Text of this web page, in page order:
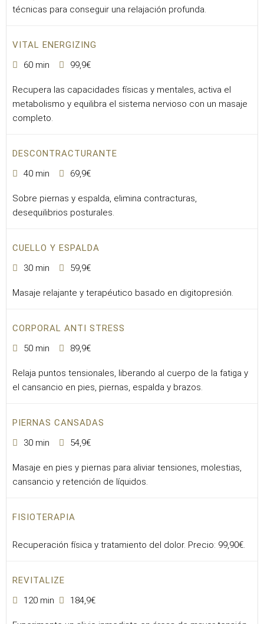
técnicas para conseguir una relajación profunda.
VITAL ENERGIZING
60 min
99,9€
Recupera las capacidades físicas y mentales, activa el
metabolismo y equilibra el sistema nervioso con un masaje
completo.
DESCONTRACTURANTE
40 min
69,9€
Sobre piernas y espalda, elimina contracturas,
desequilibrios posturales.
CUELLO Y ESPALDA
30 min
59,9€
Masaje relajante y terapéutico basado en digitopresión.
CORPORAL ANTI STRESS
50 min
89,9€
Relaja puntos tensionales, liberando al cuerpo de la fatiga y
el cansancio en pies, piernas, espalda y brazos.
PIERNAS CANSADAS
30 min
54,9€
Masaje en pies y piernas para aliviar tensiones, molestias,
cansancio y retención de líquidos.
FISIOTERAPIA
Recuperación física y tratamiento del dolor. Precio: 99,90€.
REVITALIZE
120 min
184,9€